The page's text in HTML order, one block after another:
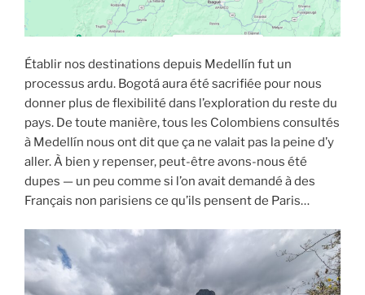
Établir nos destinations depuis Medellín fut un
processus ardu. Bogotá aura été sacrifiée pour nous
donner plus de flexibilité dans l’exploration du reste du
pays. De toute manière, tous les Colombiens consultés
à Medellín nous ont dit que ça ne valait pas la peine d’y
aller. À bien y repenser, peut-être avons-nous été
dupes — un peu comme si l’on avait demandé à des
Français non parisiens ce qu’ils pensent de Paris…